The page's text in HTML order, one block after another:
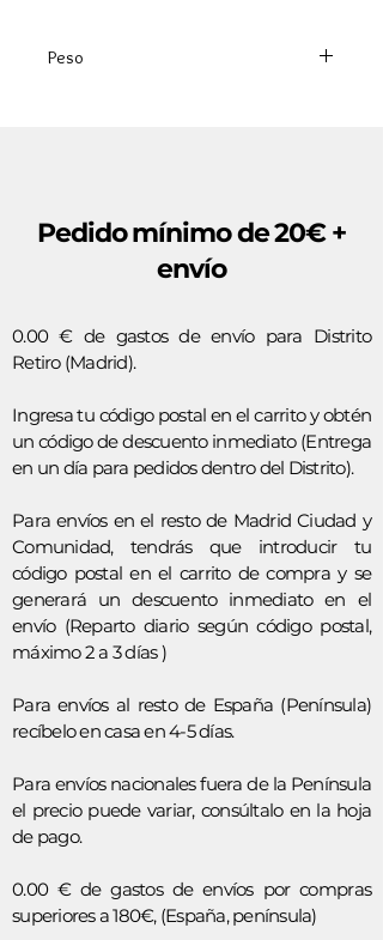
Peso
Pedido mínimo de 20€ +
envío
0.00 € de gastos de envío para Distrito
Retiro (Madrid).
Ingresa tu código postal en el carrito y obtén
un código de descuento inmediato (Entrega
en un día para pedidos dentro del Distrito).
Para envíos en el resto de Madrid Ciudad y
Comunidad, tendrás que introducir tu
código postal en el carrito de compra y se
generará un descuento inmediato en el
envío (Reparto diario según código postal,
máximo 2 a 3 días )
Para envíos al resto de España (Península)
recíbelo en casa en 4-5 días.
Para envíos nacionales fuera de la Península
el precio puede variar, consúltalo en la hoja
de pago.
0.00 € de gastos de envíos por compras
superiores a 180€, (España, península)